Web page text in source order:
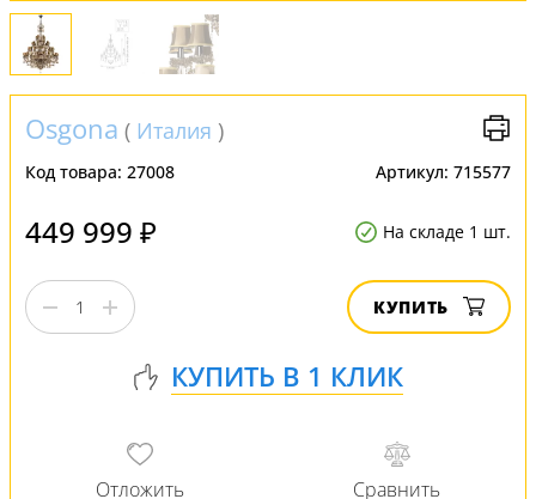
Osgona ( Италия )
Код товара: 27008 Артикул: 715577
449 999 ₽ На складе 1 шт.
КУПИТЬ